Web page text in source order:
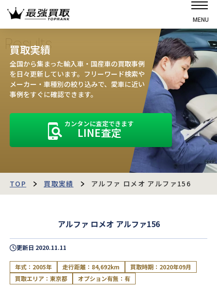
MENU
選ばれる理由
高価買取の仕組み
売却の流れ
お客様の声
運営会社
最強買取マガジン
Results
買取実績
全国から集まった輸入車・国産車の買取事例
を日々更新しています。フリーワード検索や
メーカー・車種別の絞り込みで、愛車に近い
事例をすぐに確認できます。
カンタンに査定できます
LINE査定
TOP 買取実績 アルファ ロメオ アルファ156
アルファ ロメオ アルファ156
更新日 2020.11.11
年式：2005年 走行距離：84,692km
買取時期：2020年09月
買取エリア：東京都
オプション有無：有